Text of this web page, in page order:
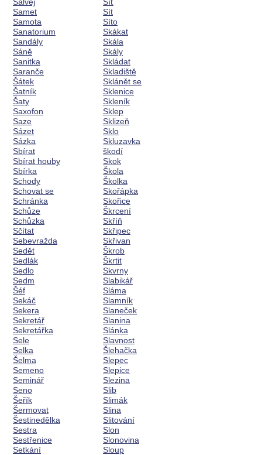
Samet
Samota
Sanatorium
Sandály
Sáně
Sanitka
Saranče
Šátek
Šatník
Šaty
Saxofon
Saze
Sázet
Sázka
Sbírat
Sbírat houby
Sbírka
Schody
Schovat se
Schránka
Schůze
Schůzka
Sčítat
Sebevražda
Sedět
Sedlák
Sedlo
Sedm
Šéf
Sekáč
Sekera
Sekretář
Sekretářka
Sele
Selka
Šelma
Semeno
Seminář
Seno
Šeřík
Šermovat
Šestinedělka
Sestra
Sestřenice
Setkání
Sít
Síto
Skákat
Skála
Skály
Skládat
Skladiště
Sklánět se
Sklenice
Skleník
Sklep
Sklizeň
Sklo
Skluzavka
škodí
Skok
Škola
Školka
Skořápka
Skořice
Škrcení
Skříň
Skřipec
Skřivan
Škrob
Škrtit
Skvrny
Slabikář
Sláma
Slamník
Slaneček
Slanina
Slánka
Slavnost
Šlehačka
Slepec
Slepice
Slezina
Slib
Slimák
Slina
Slitování
Slon
Slonovina
Sloup